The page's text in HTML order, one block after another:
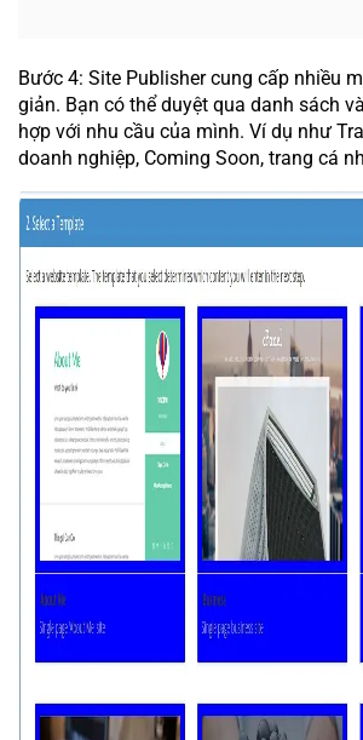
Bước 4: Site Publisher cung cấp nhiều
giản. Bạn có thể duyệt qua danh sách
hợp với nhu cầu của mình. Ví dụ như
doanh nghiệp, Coming Soon, trang cá